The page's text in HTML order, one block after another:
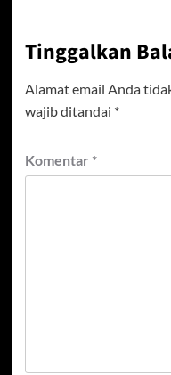
Tinggalkan
Alamat email Anda
wajib ditandai *
Komentar *